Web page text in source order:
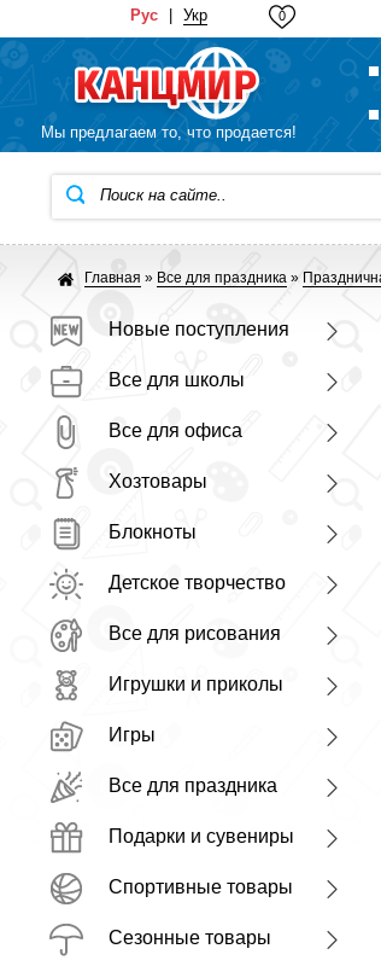
Рус Укр 0
Мы предлагаем то, что продается!
Главная » Все для праздника »
Новые поступления
Все для школы
Все для офиса
Хозтовары
Блокноты
Детское творчество
Все для рисования
Игрушки и приколы
Игры
Все для праздника
Подарки и сувениры
Спортивные товары
Сезонные товары